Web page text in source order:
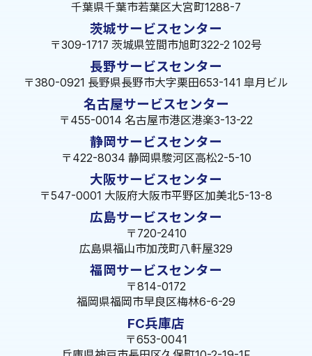
千葉県千葉市若葉区大宮町1288-7
茨城サービスセンター
〒309-1717 茨城県笠間市旭町322-2 102号
長野サービスセンター
〒380-0921 長野県長野市大字栗田653-141 皐月ビル
名古屋サービスセンター
〒455-0014 名古屋市港区港楽3-13-22
静岡サービスセンター
〒422-8034 静岡県駿河区高松2-5-10
大阪サービスセンター
〒547-0001 大阪府大阪市平野区加美北5-13-8
広島サービスセンター
〒720-2410
広島県福山市加茂町八軒屋329
福岡サービスセンター
〒814-0172
福岡県福岡市早良区梅林6-6-29
FC兵庫店
〒653-0041